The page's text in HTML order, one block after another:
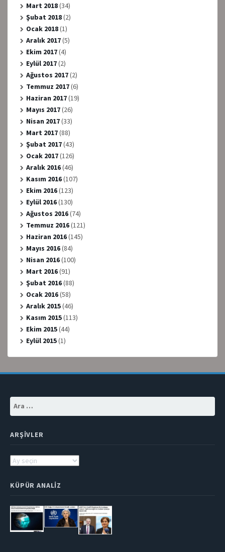
Mart 2018(34)
Şubat 2018(2)
Ocak 2018(1)
Aralık 2017(5)
Ekim 2017(4)
Eylül 2017(2)
Ağustos 2017(2)
Temmuz 2017(6)
Haziran 2017(19)
Mayıs 2017(26)
Nisan 2017(33)
Mart 2017(88)
Şubat 2017(43)
Ocak 2017(126)
Aralık 2016(46)
Kasım 2016(107)
Ekim 2016(123)
Eylül 2016(130)
Ağustos 2016(74)
Temmuz 2016(121)
Haziran 2016(145)
Mayıs 2016(84)
Nisan 2016(100)
Mart 2016(91)
Şubat 2016(88)
Ocak 2016(58)
Aralık 2015(46)
Kasım 2015(113)
Ekim 2015(44)
Eylül 2015(1)
ARŞIVLER
Arşivler
KÜPÜR ANALIZ